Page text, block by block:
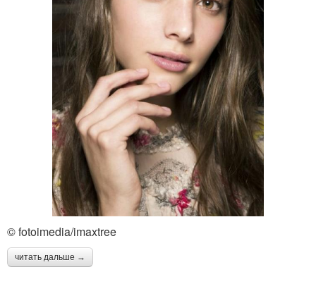
© fotoimedia/imaxtree
читать дальше →